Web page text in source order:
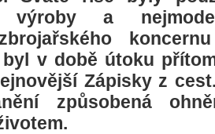
výroby a
v době útoku
Zápisky z
způsobená